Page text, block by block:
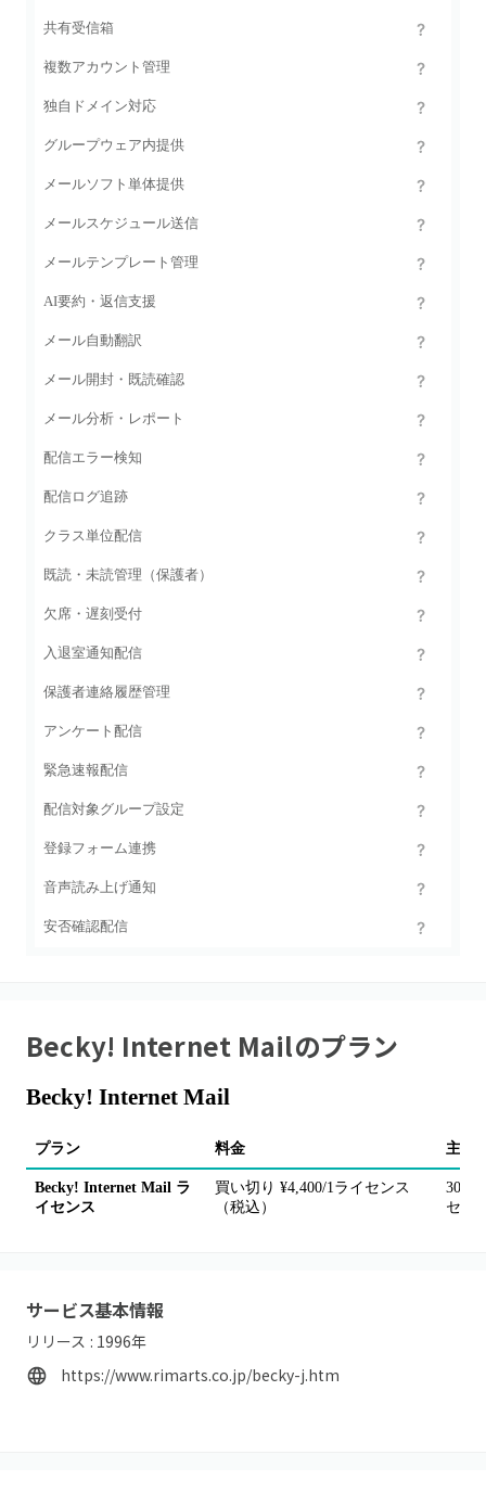
共有受信箱
複数アカウント管理
独自ドメイン対応
グループウェア内提供
メールソフト単体提供
メールスケジュール送信
メールテンプレート管理
AI要約・返信支援
メール自動翻訳
メール開封・既読確認
メール分析・レポート
配信エラー検知
配信ログ追跡
クラス単位配信
既読・未読管理（保護者）
欠席・遅刻受付
入退室通知配信
保護者連絡履歴管理
アンケート配信
緊急速報配信
配信対象グループ設定
登録フォーム連携
音声読み上げ通知
安否確認配信
Becky! Internet Mailのプラン
Becky! Internet Mail
プラン 料金 主な
Becky! Internet Mail ラ
イセンス
買い切り ¥4,400/1ライセンス
（税込）
30日
セン
サービス基本情報
リリース : 1996年
https://www.rimarts.co.jp/becky-j.htm